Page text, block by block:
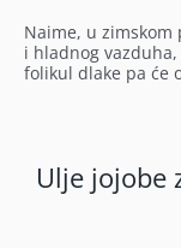
Naime, u zimskom
i hladnog
folikul dlake pa će
Ulje jojobe